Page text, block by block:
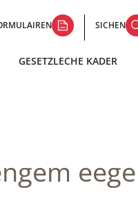
SICHEN
GESETZLECHE KADER